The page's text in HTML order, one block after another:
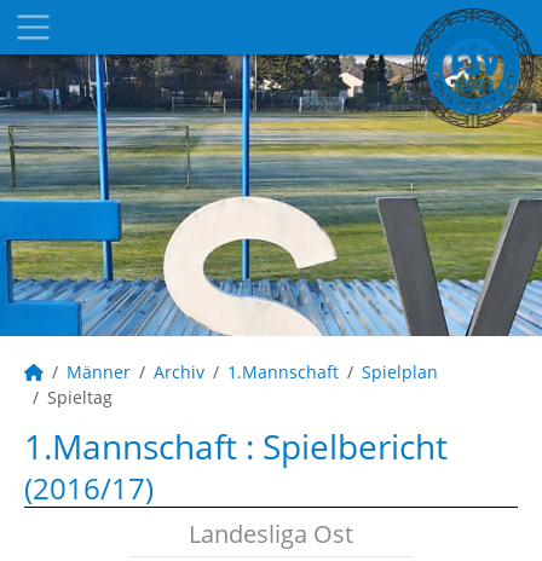
Männer Archiv 1.Mannschaft
Spielplan
Spieltag
1.Mannschaft : Spielbericht
(2016/17)
Landesliga Ost